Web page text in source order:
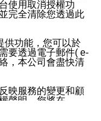
使用取消授權功
完全清除您透過此
供功能，您可以於
要透過電子郵件( e-
，本公司會盡快清
映服務的變更和顧
聲明，您將在
結旁的 "updated"